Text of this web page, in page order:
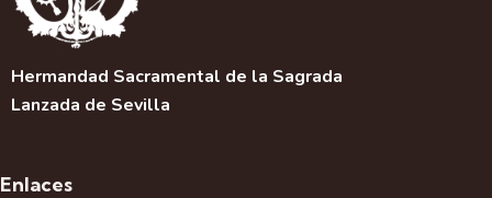
Hermandad Sacramental de la Sagrada
Lanzada de Sevilla
Enlaces